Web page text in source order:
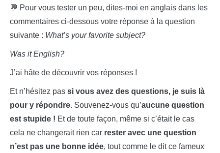
💬 Pour vous tester un peu, dites-moi en anglais dans les
commentaires ci-dessous votre réponse à la question
suivante : What’s your favorite subject?
Was it English?
J’ai hâte de découvrir vos réponses !
Et n’hésitez pas si vous avez des questions, je suis là
pour y répondre. Souvenez-vous qu’aucune question
est stupide ! Et de toute façon, même si c’était le cas
cela ne changerait rien car rester avec une question
n’est pas une bonne idée, tout comme le dit ce fameux